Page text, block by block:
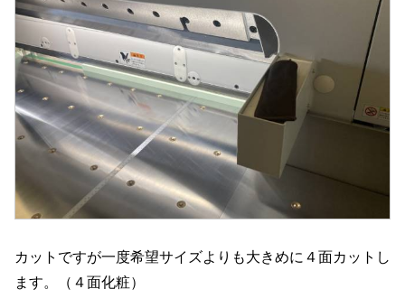
カットですが一度希望サイズよりも大きめに４面カットし
ます。（４面化粧）